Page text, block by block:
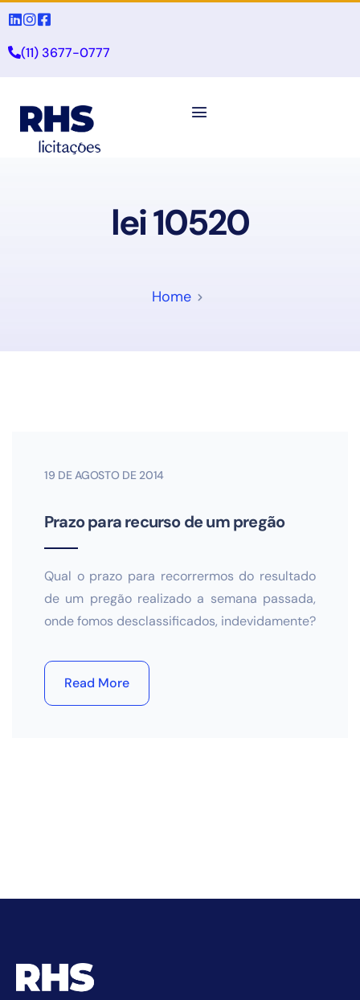
(11) 3677-0777
lei 10520
Home
19 DE AGOSTO DE 2014
Prazo para recurso de um pregão
Qual o prazo para recorrermos do resultado
de um pregão realizado a semana passada,
onde fomos desclassificados, indevidamente?
Read More